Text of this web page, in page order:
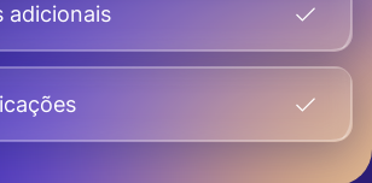
adicionais